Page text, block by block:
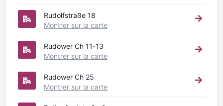
Rudolfstraße 18
Montrer sur la carte
Rudower Ch 11-13
Montrer sur la carte
Rudower Ch 25
Montrer sur la carte